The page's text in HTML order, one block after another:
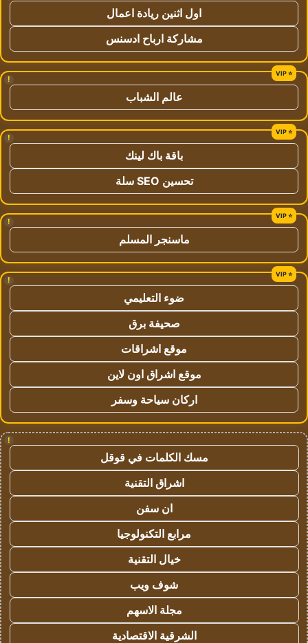
اول اثنين ريادة اعمال
مشاركة ارباح ادسنس
!
عالم الشباب
!
باقة باك لينك
تحسين SEO سلة
!
ماسنجر المسلم
!
ضوء التعليمي
صحيفة برق
موقع اشراقات
موقع اشراق اون لاين
اركان سياحة وسفر
!
مسك الكلمات في قوقل
اشراق التقنية
ان سفن
مرابع التكنولوجيا
خيال التقنية
شوف ويب
مجلة الاسهم
الشرقية الاقتصادية